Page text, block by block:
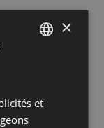
more
×
et